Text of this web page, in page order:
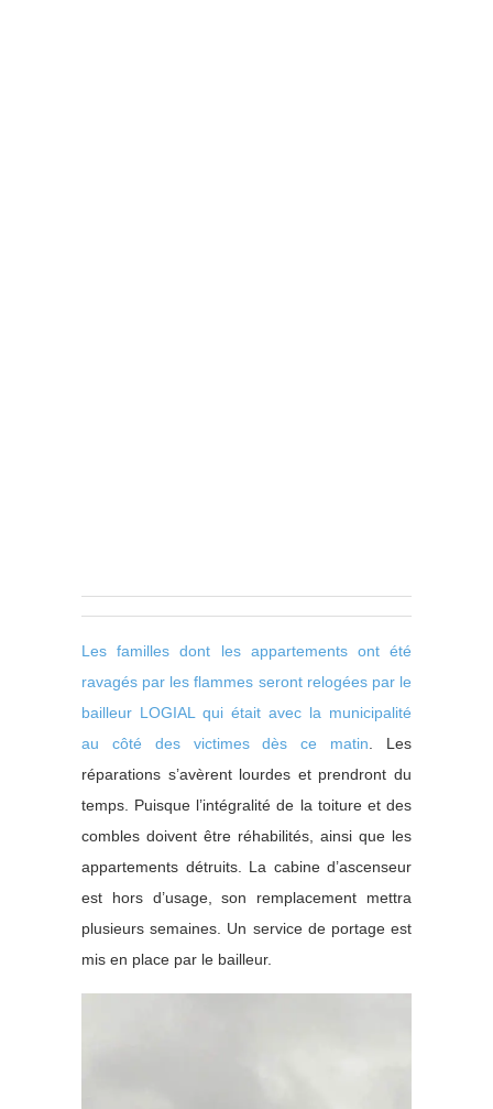
Les familles dont les appartements ont été
ravagés par les flammes seront relogées par le
bailleur LOGIAL qui était avec la municipalité
au côté des victimes dès ce matin . Les
réparations s’avèrent lourdes et prendront du
temps. Puisque l’intégralité de la toiture et des
combles doivent être réhabilités, ainsi que les
appartements détruits. La cabine d’ascenseur
est hors d’usage, son remplacement mettra
plusieurs semaines. Un service de portage est
mis en place par le bailleur.